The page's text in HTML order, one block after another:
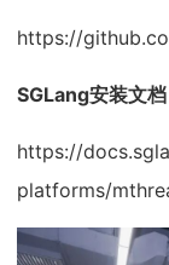
https://
SGLang安装文档
https://
platforms/